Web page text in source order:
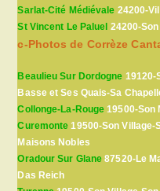
Sarlat-Cité Médiévale 24200-
St Vincent Le Paluel 24200-
c-Photos de Corrèze
Beaulieu Sur Dordogne 19120-
Basse et Ses Quais-Sa
Collonge-La-Rouge 19500-Son
Curemonte 19500-Son Village-
Maisons Nobles
Oradour Sur Glane 87520-Le
Das Reich